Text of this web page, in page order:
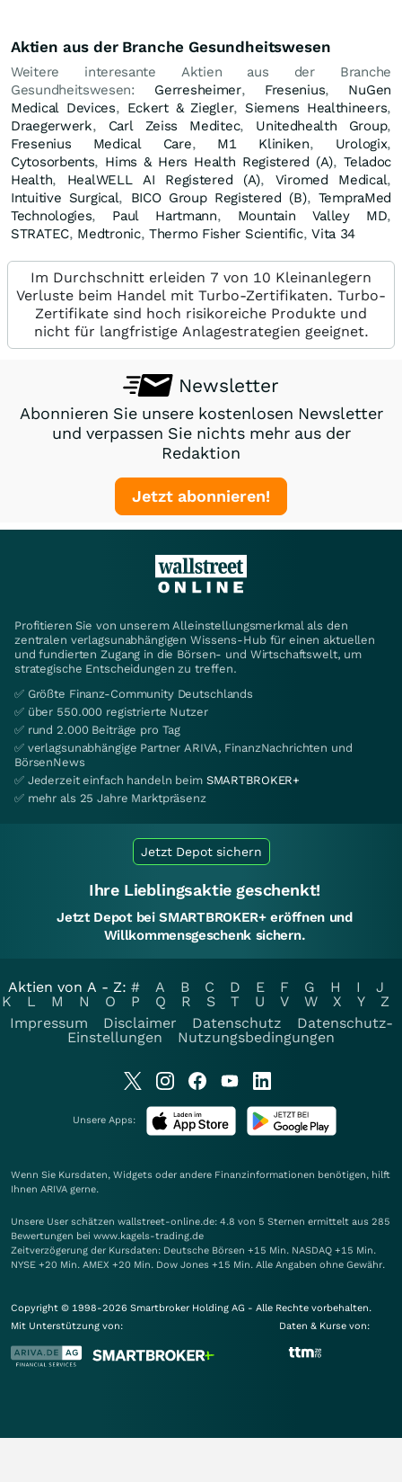
Aktien aus der Branche Gesundheitswesen
Weitere interesante Aktien aus der Branche
Gesundheitswesen: Gerresheimer, Fresenius, NuGen
Medical Devices, Eckert & Ziegler, Siemens Healthineers,
Draegerwerk, Carl Zeiss Meditec, Unitedhealth Group,
Fresenius Medical Care, M1 Kliniken, Urologix,
Cytosorbents, Hims & Hers Health Registered (A),Teladoc
Health, HealWELL AI Registered (A), Viromed Medical,
Intuitive Surgical, BICO Group Registered (B), TempraMed
Technologies, Paul Hartmann, Mountain Valley MD,
STRATEC, Medtronic,Thermo Fisher Scientific,Vita 34
Im Durchschnitt erleiden 7 von 10 Kleinanlegern
Verluste beim Handel mit Turbo-Zertifikaten. Turbo-
Zertifikate sind hoch risikoreiche Produkte und
nicht für langfristige Anlagestrategien geeignet.
Newsletter
Abonnieren Sie unsere kostenlosen Newsletter
und verpassen Sie nichts mehr aus der
Redaktion
Jetzt abonnieren!
Profitieren Sie von unserem Alleinstellungsmerkmal als den
zentralen verlagsunabhängigen Wissens-Hub für einen aktuellen
und fundierten Zugang in die Börsen- und Wirtschaftswelt, um
strategische Entscheidungen zu treffen.
✅ Größte Finanz-Community Deutschlands
✅ über 550.000 registrierte Nutzer
✅ rund 2.000 Beiträge pro Tag
✅ verlagsunabhängige Partner ARIVA, FinanzNachrichten und
BörsenNews
✅ Jederzeit einfach handeln beim SMARTBROKER+
✅ mehr als 25 Jahre Marktpräsenz
Jetzt Depot sichern
Ihre Lieblingsaktie geschenkt!
Jetzt Depot bei SMARTBROKER+ eröffnen und
Willkommensgeschenk sichern.
Aktien von A - Z: # A B C D E F G H I
J
K
L M N O P Q R S T U V W X Y
Z
Impressum
Disclaimer Datenschutz
Datenschutz-
Einstellungen
Nutzungsbedingungen
Unsere Apps:
Wenn Sie Kursdaten, Widgets oder andere Finanzinformationen benötigen, hilft
Ihnen ARIVA gerne.
Unsere User schätzen wallstreet-online.de: 4.8 von 5 Sternen ermittelt aus 285
Bewertungen bei www.kagels-trading.de
Zeitverzögerung der Kursdaten: Deutsche Börsen +15 Min. NASDAQ +15 Min.
NYSE +20 Min. AMEX +20 Min. Dow Jones +15 Min. Alle Angaben ohne Gewähr.
Copyright © 1998-2026 Smartbroker Holding AG - Alle Rechte vorbehalten.
Mit Unterstützung von:
Daten & Kurse von: